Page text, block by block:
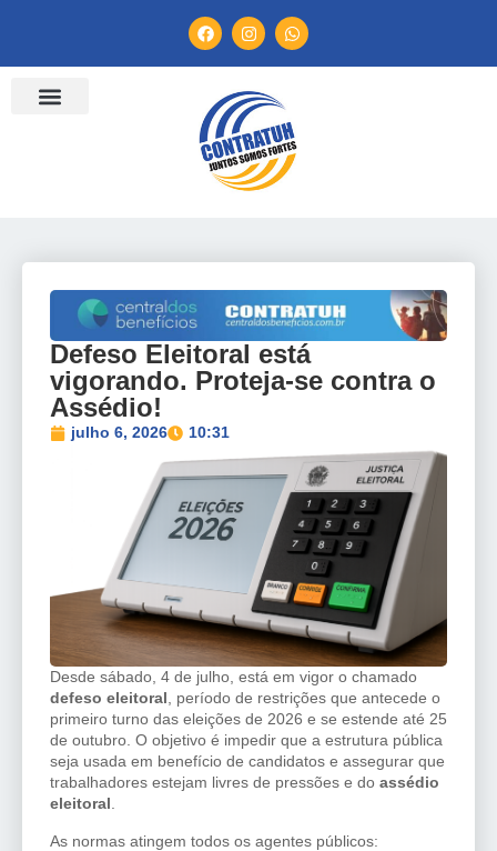
Defeso Eleitoral está
vigorando. Proteja-se contra o
Assédio!
julho 6, 2026 10:31
Desde sábado, 4 de julho, está em vigor o chamado
defeso eleitoral , período de restrições que antecede o
primeiro turno das eleições de 2026 e se estende até 25
de outubro. O objetivo é impedir que a estrutura pública
seja usada em benefício de candidatos e assegurar que
trabalhadores estejam livres de pressões e do assédio
eleitoral
As normas atingem todos os agentes públicos: